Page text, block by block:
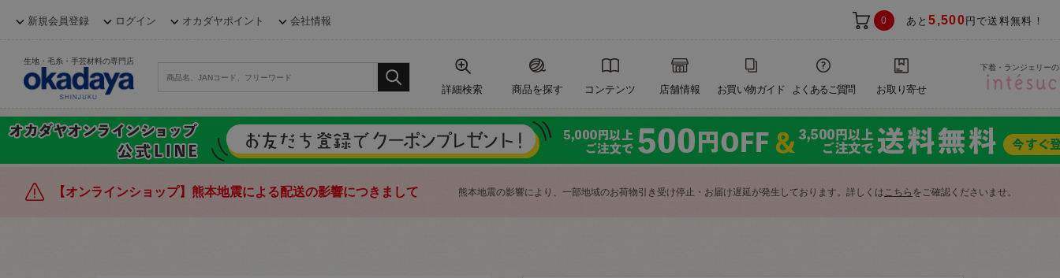
新規会員登録 ログイン オカダヤポイント 会社情報 0 あと5,500 円で送料無料！
生地・毛糸・手芸材料の専門店
詳細検索 商品を探す コンテンツ 店舗情報 お買い物ガイド よくあるご質問 お取り寄せ
下着・ランジェリー
【オンラインショップ】熊本地震による配送の影響につきまして 熊本地震の影響により、一部地域のお荷物引き受け停止・お届け遅延が発生しております。詳しくはこちら をご確認くださいませ。